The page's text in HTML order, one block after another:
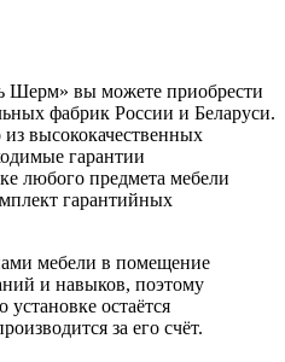
Шерм» вы можете приобрести
фабрик России и Беларуси.
высококачественных
гарантии
любого предмета мебели
гарантийных
мебели в помещение
и навыков, поэтому
остаётся
за его счёт.